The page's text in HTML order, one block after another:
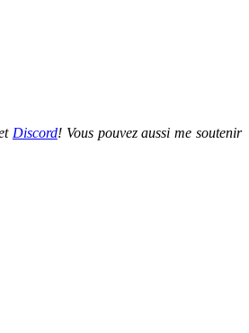
Discord! Vous pouvez aussi me soutenir